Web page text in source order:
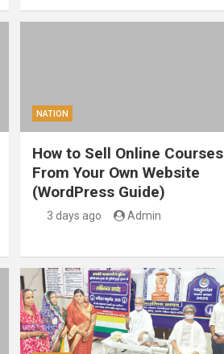
NATION
How to Sell Online Courses
From Your Own Website
(WordPress Guide)
3 days ago Admin